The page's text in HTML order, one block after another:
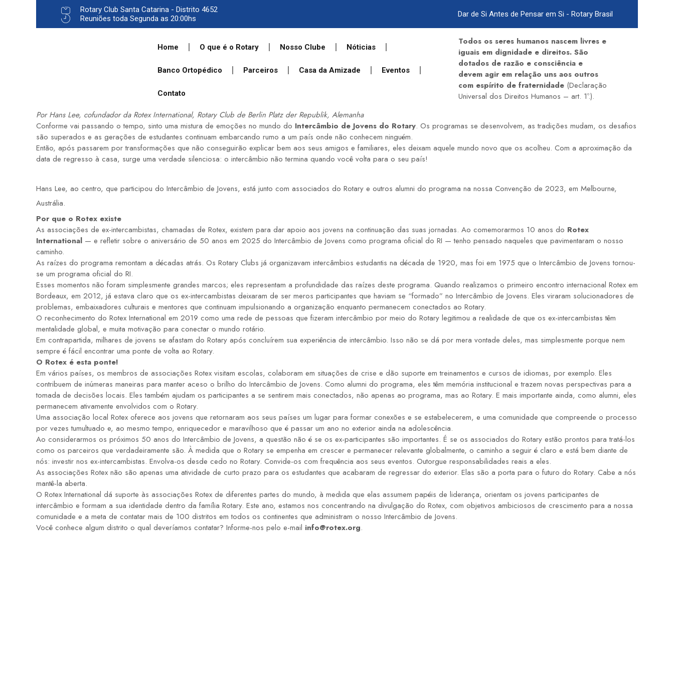
Rotary Club Santa Catarina - Distrito 4652
Reuniões toda Segunda as 20:00hs
Dar de Si Antes de Pensar em Si - Rotary Brasil
Home O que é o Rotary Nosso Clube Nóticias
Banco Ortopédico Parceiros Casa da Amizade Eventos
Contato
Todos os seres humanos nascem livres e
iguais em dignidade e direitos. São
dotados de razão e consciência e
devem agir em relação uns aos outros
com espírito de fraternidade (Declaração
Universal dos Direitos Humanos – art. 1º.).
Por Hans Lee, cofundador da Rotex International, Rotary Club de Berlin Platz der Republik, Alemanha
Conforme vai passando o tempo, sinto uma mistura de emoções no mundo do Intercâmbio de Jovens do Rotary. Os programas se desenvolvem, as tradições mudam, os desafios
são superados e as gerações de estudantes continuam embarcando rumo a um país onde não conhecem ninguém.
Então, após passarem por transformações que não conseguirão explicar bem aos seus amigos e familiares, eles deixam aquele mundo novo que os acolheu. Com a aproximação da
data de regresso à casa, surge uma verdade silenciosa: o intercâmbio não termina quando você volta para o seu país!
Hans Lee, ao centro, que participou do Intercâmbio de Jovens, está junto com associados do Rotary e outros alumni do programa na nossa Convenção de 2023, em Melbourne,
Austrália.
Por que o Rotex existe
As associações de ex-intercambistas, chamadas de Rotex, existem para dar apoio aos jovens na continuação das suas jornadas. Ao comemorarmos 10 anos do Rotex
International — e refletir sobre o aniversário de 50 anos em 2025 do Intercâmbio de Jovens como programa oficial do RI — tenho pensado naqueles que pavimentaram o nosso
caminho.
As raízes do programa remontam a décadas atrás. Os Rotary Clubs já organizavam intercâmbios estudantis na década de 1920, mas foi em 1975 que o Intercâmbio de Jovens tornou-
se um programa oficial do RI.
Esses momentos não foram simplesmente grandes marcos; eles representam a profundidade das raízes deste programa. Quando realizamos o primeiro encontro internacional Rotex em
Bordeaux, em 2012, já estava claro que os ex-intercambistas deixaram de ser meros participantes que haviam se “formado” no Intercâmbio de Jovens. Eles viraram solucionadores de
problemas, embaixadores culturais e mentores que continuam impulsionando a organização enquanto permanecem conectados ao Rotary.
O reconhecimento do Rotex International em 2019 como uma rede de pessoas que fizeram intercâmbio por meio do Rotary legitimou a realidade de que os ex-intercambistas têm
mentalidade global, e muita motivação para conectar o mundo rotário.
Em contrapartida, milhares de jovens se afastam do Rotary após concluírem sua experiência de intercâmbio. Isso não se dá por mera vontade deles, mas simplesmente porque nem
sempre é fácil encontrar uma ponte de volta ao Rotary.
O Rotex é esta ponte!
Em vários países, os membros de associações Rotex visitam escolas, colaboram em situações de crise e dão suporte em treinamentos e cursos de idiomas, por exemplo. Eles
contribuem de inúmeras maneiras para manter aceso o brilho do Intercâmbio de Jovens. Como alumni do programa, eles têm memória institucional e trazem novas perspectivas para a
tomada de decisões locais. Eles também ajudam os participantes a se sentirem mais conectados, não apenas ao programa, mas ao Rotary. E mais importante ainda, como alumni, eles
permanecem ativamente envolvidos com o Rotary.
Uma associação local Rotex oferece aos jovens que retornaram aos seus países um lugar para formar conexões e se estabelecerem, e uma comunidade que compreende o processo
por vezes tumultuado e, ao mesmo tempo, enriquecedor e maravilhoso que é passar um ano no exterior ainda na adolescência.
Ao considerarmos os próximos 50 anos do Intercâmbio de Jovens, a questão não é se os ex-participantes são importantes. É se os associados do Rotary estão prontos para tratá-los
como os parceiros que verdadeiramente são. À medida que o Rotary se empenha em crescer e permanecer relevante globalmente, o caminho a seguir é claro e está bem diante de
nós: investir nos ex-intercambistas. Envolva-os desde cedo no Rotary. Convide-os com frequência aos seus eventos. Outorgue responsabilidades reais a eles.
As associações Rotex não são apenas uma atividade de curto prazo para os estudantes que acabaram de regressar do exterior. Elas são a porta para o futuro do Rotary. Cabe a nós
mantê-la aberta.
O Rotex International dá suporte às associações Rotex de diferentes partes do mundo, à medida que elas assumem papéis de liderança, orientam os jovens participantes de
intercâmbio e formam a sua identidade dentro da família Rotary. Este ano, estamos nos concentrando na divulgação do Rotex, com objetivos ambiciosos de crescimento para a nossa
comunidade e a meta de contatar mais de 100 distritos em todos os continentes que administram o nosso Intercâmbio de Jovens.
Você conhece algum distrito o qual deveríamos contatar? Informe-nos pelo e-mail info@rotex.org.